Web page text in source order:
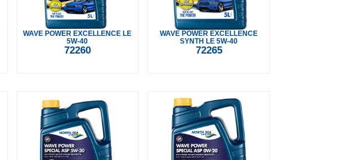
WAVE POWER EXCELLENCE LE
5W-40
72260
WAVE POWER EXCELLENCE
SYNTH LE 5W-40
72265